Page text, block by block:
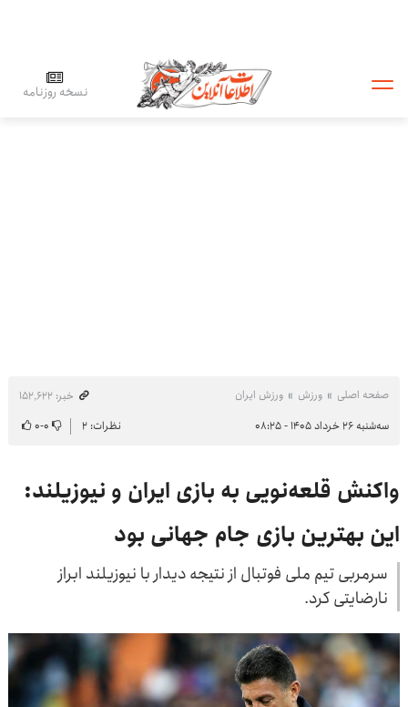
نسخه روزنامه
صفحه اصلی ورزش ورزش ایران
خبر: ۱۵۲٬۶۲۲
سه‌شنبه ۲۶ خرداد ۱۴۰۵ - ۰۸:۲۵
نظرات: ۲ ۰-۰
واکنش قلعه‌نویی به بازی ایران و نیوزیلند:
این بهترین بازی جام جهانی بود
سرمربی تیم ملی فوتبال از نتیجه دیدار با نیوزیلند ابراز
نارضایتی کرد.